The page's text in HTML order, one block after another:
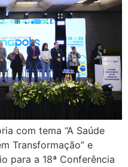
com tema “A Saúde
Transformação” e
para a 18ª Conferência